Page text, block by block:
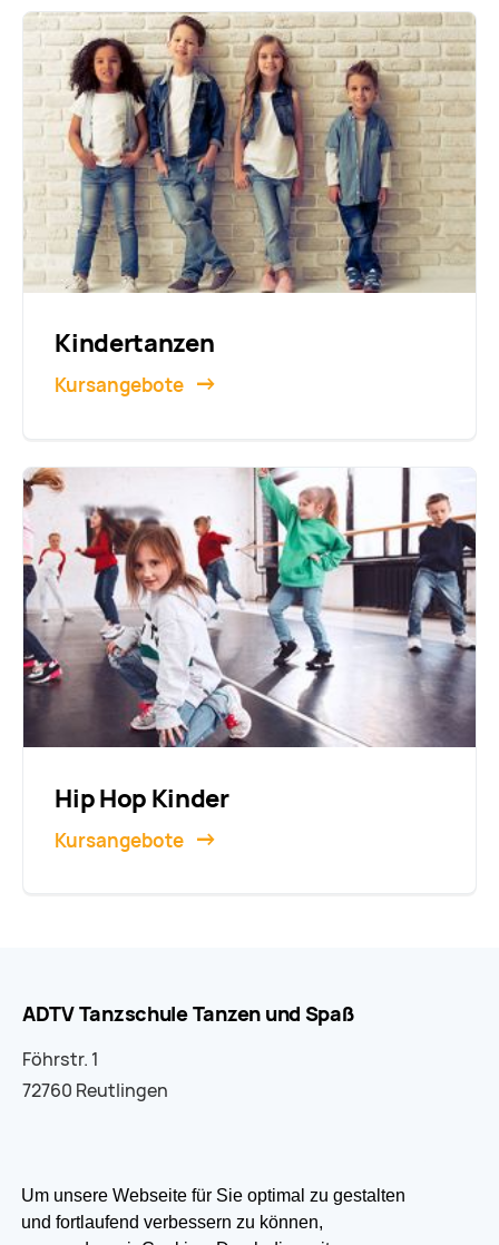
Um unsere Webseite für Sie optimal zu gestalten
und fortlaufend verbessern zu können,
Kindertanzen
Kursangebote
Hip Hop Kinder
Kursangebote
ADTV Tanzschule Tanzen und Spaß
Föhrstr. 1
72760 Reutlingen
07121 333033
info@tanzen-und-spass.de